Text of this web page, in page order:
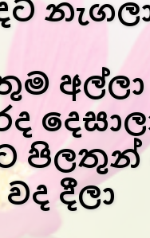
අල්ලා
පිලතුන්
දීලා